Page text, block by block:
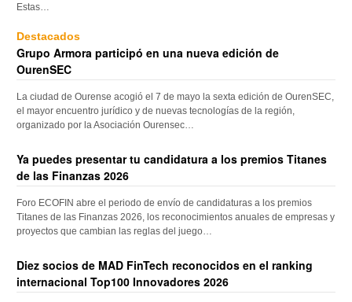
Estas…
Destacados
Grupo Armora participó en una nueva edición de
OurenSEC
La ciudad de Ourense acogió el 7 de mayo la sexta edición de OurenSEC,
el mayor encuentro jurídico y de nuevas tecnologías de la región,
organizado por la Asociación Ourensec…
Ya puedes presentar tu candidatura a los premios Titanes
de las Finanzas 2026
Foro ECOFIN abre el periodo de envío de candidaturas a los premios
Titanes de las Finanzas 2026, los reconocimientos anuales de empresas y
proyectos que cambian las reglas del juego…
Diez socios de MAD FinTech reconocidos en el ranking
internacional Top100 Innovadores 2026